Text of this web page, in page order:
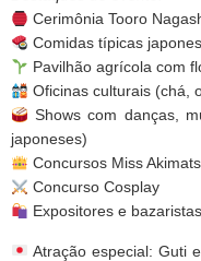
Cerimônia Tooro
Comidas típicas
Pavilhão agrícola com
Oficinas culturais (chá,
Shows com danças,
japoneses)
Concursos Miss
Concurso Cosplay
Expositores e bazaristas
Atração especial: Guti